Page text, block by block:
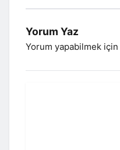
Yorum Yaz
Yorum yapabilmek için